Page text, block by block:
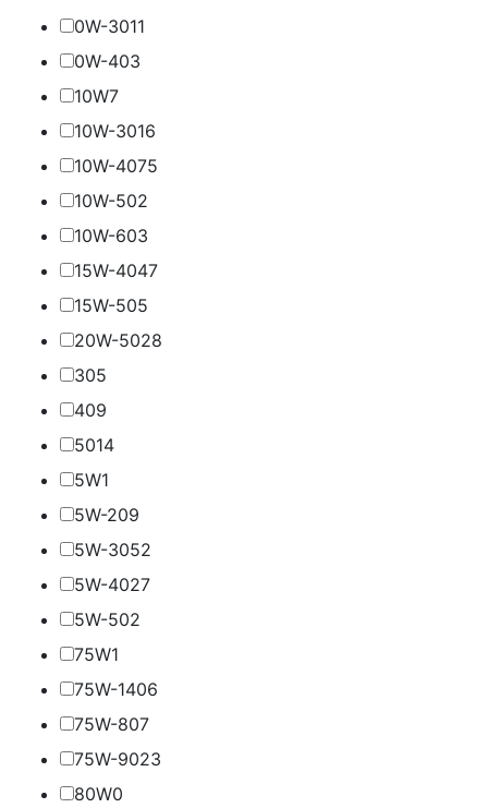
0W-3011
0W-403
10W7
10W-3016
10W-4075
10W-502
10W-603
15W-4047
15W-505
20W-5028
305
409
5014
5W1
5W-209
5W-3052
5W-4027
5W-502
75W1
75W-1406
75W-807
75W-9023
80W0